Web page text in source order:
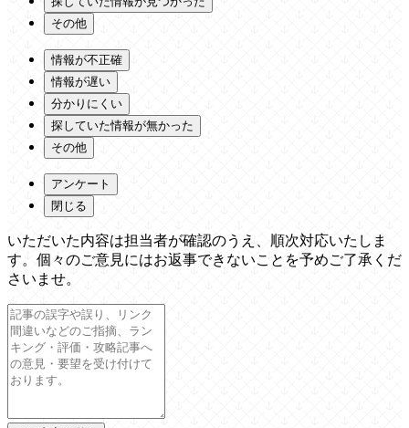
その他
情報が不正確
情報が遅い
分かりにくい
探していた情報が無かった
その他
アンケート
閉じる
いただいた内容は担当者が確認のうえ、順次対応いたしま
す。個々のご意見にはお返事できないことを予めご了承くだ
さいませ。